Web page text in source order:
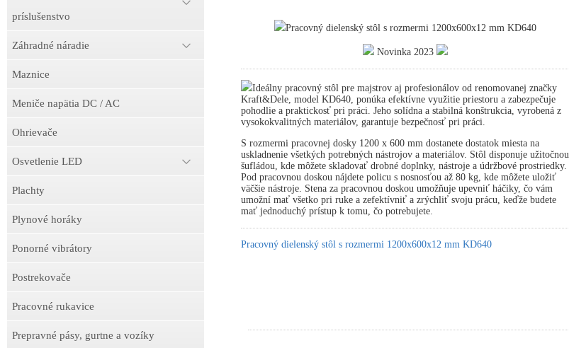
príslušenstvo
Záhradné náradie
Maznice
Meniče napätia DC / AC
Ohrievače
Osvetlenie LED
Plachty
Plynové horáky
Ponorné vibrátory
Postrekovače
Pracovné rukavice
Prepravné pásy, gurtne a vozíky
Pracovný dielenský stôl s rozmermi 1200x600x12 mm KD640
Novinka 2023
Ideálny pracovný stôl pre majstrov aj profesionálov od renomovanej značky
Kraft&Dele, model KD640, ponúka efektívne využitie priestoru a zabezpečuje
pohodlie a praktickosť pri práci. Jeho solídna a stabilná konštrukcia, vyrobená z
vysokokvalitných materiálov, garantuje bezpečnosť pri práci.
S rozmermi pracovnej dosky 1200 x 600 mm dostanete dostatok miesta na
uskladnenie všetkých potrebných nástrojov a materiálov. Stôl disponuje užitočnou
šufládou, kde môžete skladovať drobné doplnky, nástroje a údržbové prostriedky.
Pod pracovnou doskou nájdete policu s nosnosťou až 80 kg, kde môžete uložiť
väčšie nástroje. Stena za pracovnou doskou umožňuje upevniť háčiky, čo vám
umožní mať všetko pri ruke a zefektívniť a zrýchliť svoju prácu, keďže budete
mať jednoduchý prístup k tomu, čo potrebujete.
Pracovný dielenský stôl s rozmermi 1200x600x12 mm KD640